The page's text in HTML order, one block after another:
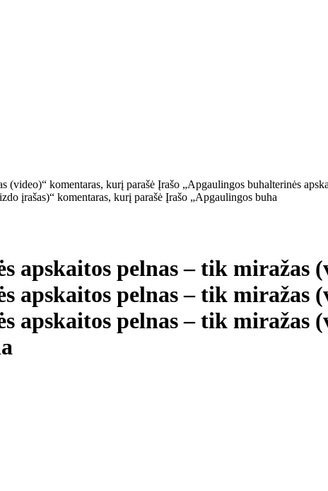
(video)“ komentaras, kurį parašė Įrašo „Apgaulingos buhalterinės
įrašas)“ komentaras, kurį parašė Įrašo „Apgaulingos buha
apskaitos pelnas – tik miražas
apskaitos pelnas – tik miražas
apskaitos pelnas – tik miražas